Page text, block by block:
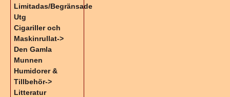
Limitadas/Begränsade
Utg
Cigariller och
Maskinrullat->
Den Gamla
Munnen
Humidorer &
Tillbehör->
Litteratur